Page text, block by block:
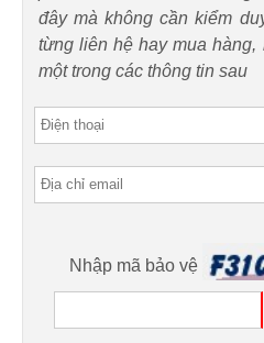
đây mà không cần kiểm
từng liên hệ hay mua
một trong các thông tin sau
Nhập mã bảo vệ